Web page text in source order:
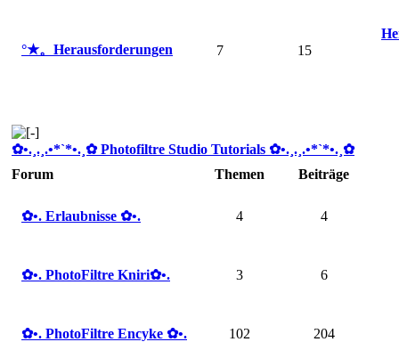
°★。Herausforderungen 7 15
✿ •.¸.¸.•*`*•.¸✿ Photofiltre Studio Tutorials ✿ •.¸.¸.•*`*•.¸✿
Forum
Themen Beiträge
✿ •. Erlaubnisse ✿ •. 4 4
✿ •. PhotoFiltre Kniri✿ •. 3 6
✿ •. PhotoFiltre Encyke ✿ •. 102 204